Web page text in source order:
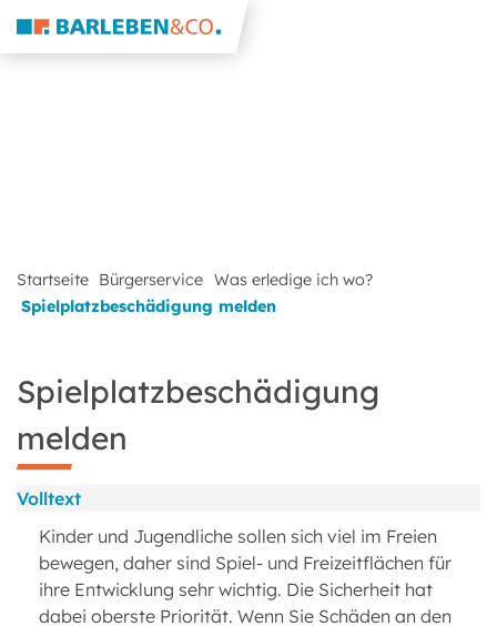
Startseite Bürgerservice Was erledige ich wo?
Spielplatzbeschädigung melden
Spielplatzbeschädigung
melden
Volltext
Kinder und Jugendliche sollen sich viel im Freien
bewegen, daher sind Spiel- und Freizeitflächen für
ihre Entwicklung sehr wichtig. Die Sicherheit hat
dabei oberste Priorität. Wenn Sie Schäden an den